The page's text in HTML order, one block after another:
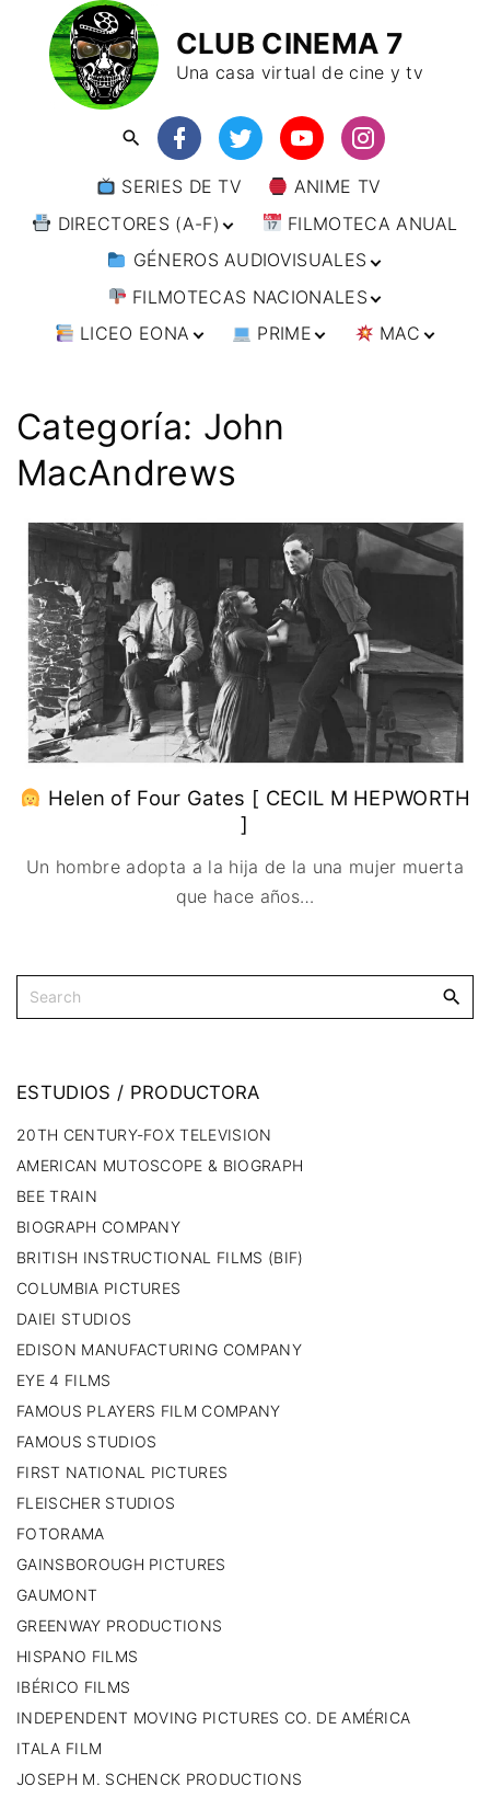
CLUB CINEMA 7
Una casa virtual de cine y tv
SERIES DE TV
ANIME TV
DIRECTORES (A-F)
DIRECTORES (F-L)
DIRECTORES (L-
W)
FILMOTECA ANUAL
GÉNEROS AUDIOVISUALES
ANIMACIÓN
ARTES MARCIALES
CINE DOCUMENTAL
CINE NEGRO / CRIMEN /
ESPIONAJE
ÉPICO / MITOLÓGICO
EXPERIMENTOS
FANTÁSTICO
MUSICAL
TERROR
WESTERN / CHAMBARA
FILMOTECAS NACIONALES
AFRICA
URUGUAY
ASIA
EUROPA
DINAMARCA
ESPAÑA
FRANCIA
ITALIA
PAISES BAJOS
REINO UNIDO
SERBIA​
SUECIA
OCEANIA
LICEO EONA
TALLERES
ONLINE
FILM DOCTOR
SERVICIOS DE
COMPUTACIÓN
DISEÑO WEB
CONTACTO
TARJETA
DIGITAL
PRIME
IMPRESCINDIBLES
MAC
Categoría: John
MacAndrews
Helen of Four Gates [ CECIL M HEPWORTH
]
Un hombre adopta a la hija de la una mujer muerta
que hace años…
ESTUDIOS / PRODUCTORA
20TH CENTURY-FOX TELEVISION
AMERICAN MUTOSCOPE & BIOGRAPH
BEE TRAIN
BIOGRAPH COMPANY
BRITISH INSTRUCTIONAL FILMS (BIF)
COLUMBIA PICTURES
DAIEI STUDIOS
EDISON MANUFACTURING COMPANY
EYE 4 FILMS
FAMOUS PLAYERS FILM COMPANY
FAMOUS STUDIOS
FIRST NATIONAL PICTURES
FLEISCHER STUDIOS
FOTORAMA
GAINSBOROUGH PICTURES
GAUMONT
GREENWAY PRODUCTIONS
HISPANO FILMS
IBÉRICO FILMS
INDEPENDENT MOVING PICTURES CO. DE AMÉRICA
ITALA FILM
JOSEPH M. SCHENCK PRODUCTIONS